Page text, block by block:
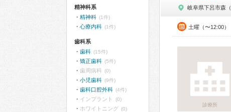
岐阜県下呂市森（
土曜（〜12:00）
診療所
精神科系
精神科 (1件)
心療内科 (1件)
歯科系
歯科 (15件)
矯正歯科 (5件)
歯周病科 (0)
小児歯科 (9件)
歯科口腔外科 (4件)
インプラント (0)
ホワイトニング (0)